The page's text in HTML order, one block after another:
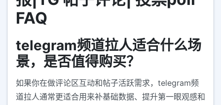
FAQ
telegram频道拉人适合什么场
景，是否值得购买？
如果你在做评论区互动和帖子活跃需求，telegram频
道拉人通常更适合用来补基础数据、提升第一眼观感和